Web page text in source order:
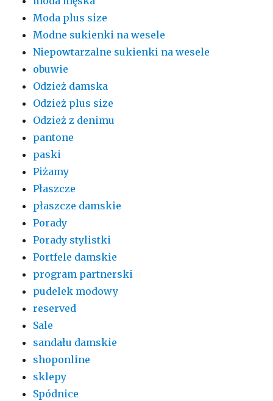
Moda plus size
Modne sukienki na wesele
Niepowtarzalne sukienki na wesele
obuwie
Odzież damska
Odzież plus size
Odzież z denimu
pantone
paski
Piżamy
Płaszcze
płaszcze damskie
Porady
Porady stylistki
Portfele damskie
program partnerski
pudelek modowy
reserved
Sale
sandału damskie
shoponline
sklepy
Spódnice